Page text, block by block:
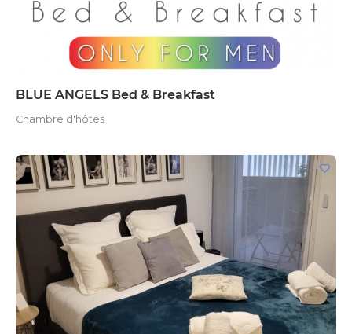
BLUE ANGELS Bed & Breakfast
Chambre d'hôtes